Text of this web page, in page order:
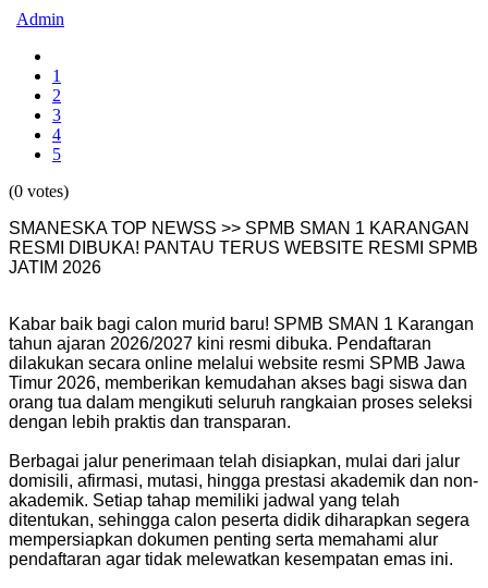
Admin
1
2
3
4
5
(0 votes)
SMANESKA TOP NEWSS >> SPMB SMAN 1 KARANGAN
RESMI DIBUKA! PANTAU TERUS WEBSITE RESMI SPMB
JATIM 2026
Kabar baik bagi calon murid baru! SPMB SMAN 1 Karangan
tahun ajaran 2026/2027 kini resmi dibuka. Pendaftaran
dilakukan secara online melalui website resmi SPMB Jawa
Timur 2026, memberikan kemudahan akses bagi siswa dan
orang tua dalam mengikuti seluruh rangkaian proses seleksi
dengan lebih praktis dan transparan.
Berbagai jalur penerimaan telah disiapkan, mulai dari jalur
domisili, afirmasi, mutasi, hingga prestasi akademik dan non-
akademik. Setiap tahap memiliki jadwal yang telah
ditentukan, sehingga calon peserta didik diharapkan segera
mempersiapkan dokumen penting serta memahami alur
pendaftaran agar tidak melewatkan kesempatan emas ini.